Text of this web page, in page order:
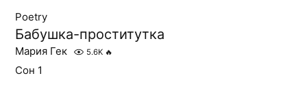
Poetry
Бабушка-проститутка
Мария Гек 5.6K 🔥
Сон 1